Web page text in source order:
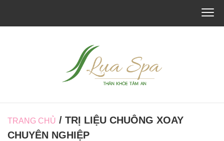
TRANG CHỦ / TRỊ LIỆU CHUÔNG XOAY
CHUYÊN NGHIỆP